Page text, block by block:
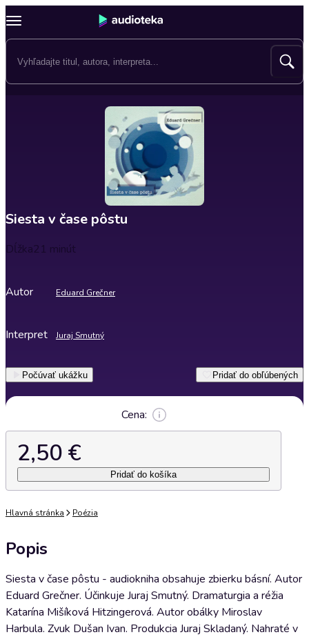
Siesta v čase pôstu
Dĺžka21 minút
Autor Eduard Grečner
Interpret Juraj Smutný
Počúvať ukážku Pridať do obľúbených
Cena:
2,50 €
Pridať do košíka
Hlavná stránka Poézia
Popis
Siesta v čase pôstu - audiokniha obsahuje zbierku básní. Autor
Eduard Grečner. Účinkuje Juraj Smutný. Dramaturgia a réžia
Katarína Mišíková Hitzingerová. Autor obálky Miroslav
Harbula. Zvuk Dušan Ivan. Produkcia Juraj Skladaný. Nahraté v